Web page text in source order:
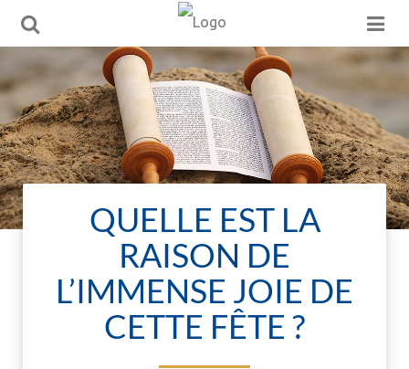
QUELLE EST LA
RAISON DE
L’IMMENSE JOIE DE
CETTE FÊTE ?